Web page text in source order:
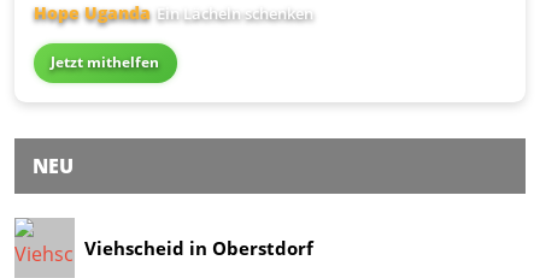
Hope Uganda Ein Lächeln schenken
Jetzt mithelfen
NEU
Viehscheid in Oberstdorf